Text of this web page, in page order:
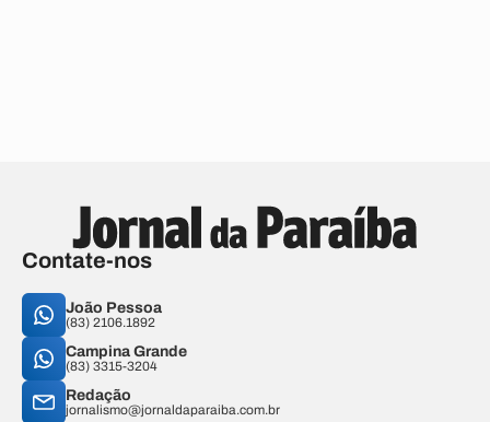
Contate-nos
João Pessoa
(83) 2106.1892
Campina Grande
(83) 3315-3204
Redação
jornalismo@jornaldaparaiba.com.br